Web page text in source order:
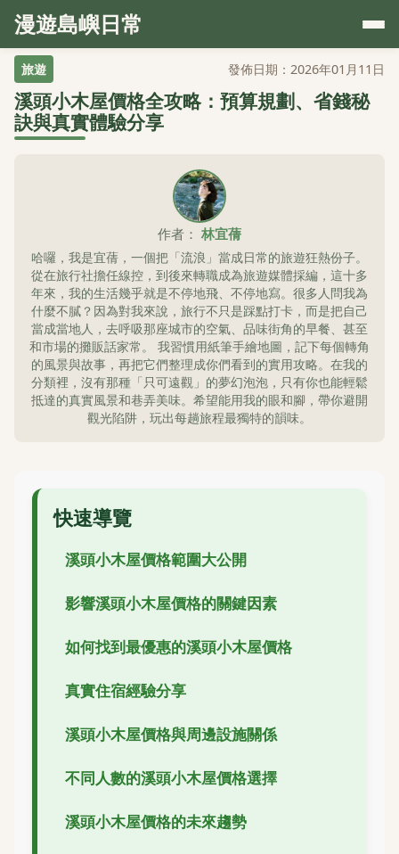
漫遊島嶼日常
旅遊 發佈日期：2026年01月11日
溪頭小木屋價格全攻略：預算規劃、省錢秘
訣與真實體驗分享
作者： 林宜蒨
哈囉，我是宜蒨，一個把「流浪」當成日常的旅遊狂熱份子。
從在旅行社擔任線控，到後來轉職成為旅遊媒體採編，這十多
年來，我的生活幾乎就是不停地飛、不停地寫。很多人問我為
什麼不膩？因為對我來說，旅行不只是踩點打卡，而是把自己
當成當地人，去呼吸那座城市的空氣、品味街角的早餐、甚至
和市場的攤販話家常。 我習慣用紙筆手繪地圖，記下每個轉角
的風景與故事，再把它們整理成你們看到的實用攻略。在我的
分類裡，沒有那種「只可遠觀」的夢幻泡泡，只有你也能輕鬆
抵達的真實風景和巷弄美味。希望能用我的眼和腳，帶你避開
觀光陷阱，玩出每趟旅程最獨特的韻味。
快速導覽
溪頭小木屋價格範圍大公開
影響溪頭小木屋價格的關鍵因素
如何找到最優惠的溪頭小木屋價格
真實住宿經驗分享
溪頭小木屋價格與周邊設施關係
不同人數的溪頭小木屋價格選擇
溪頭小木屋價格的未來趨勢